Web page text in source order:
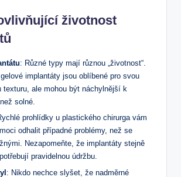
životnost
: Různé typy mají různou „životnost“.
implantáty jsou oblíbené pro svou
texturu, ale mohou být náchylnější k
solné.
prohlídky u plastického chirurga vám
odhalit případné problémy, než se
Nezapomeňte, že implantáty stejně
pravidelnou údržbu.
: Nikdo nechce slyšet, že nadměrné